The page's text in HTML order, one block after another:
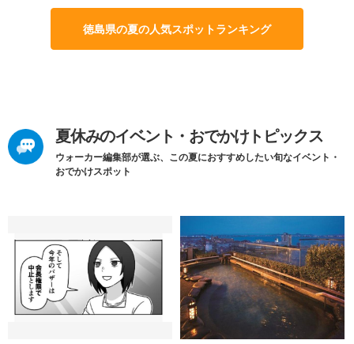
徳島県の夏の人気スポットランキング
夏休みのイベント・おでかけトピックス
ウォーカー編集部が選ぶ、この夏におすすめしたい旬なイベント・
おでかけスポット